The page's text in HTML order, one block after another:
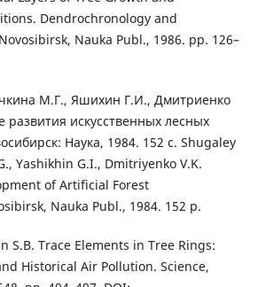
Dendrochronology and
Nauka Publ., 1986. pp. 126–
М.Г., Яшихин Г.И., Дмитриенко
искусственных лесных
Наука, 1984. 152 с. Shugaley
Yashikhin G.I., Dmitriyenko V.K.
of Artificial Forest
Nauka Publ., 1984. 152 p.
S.B. Trace Elements in Tree Rings:
Historical Air Pollution. Science,